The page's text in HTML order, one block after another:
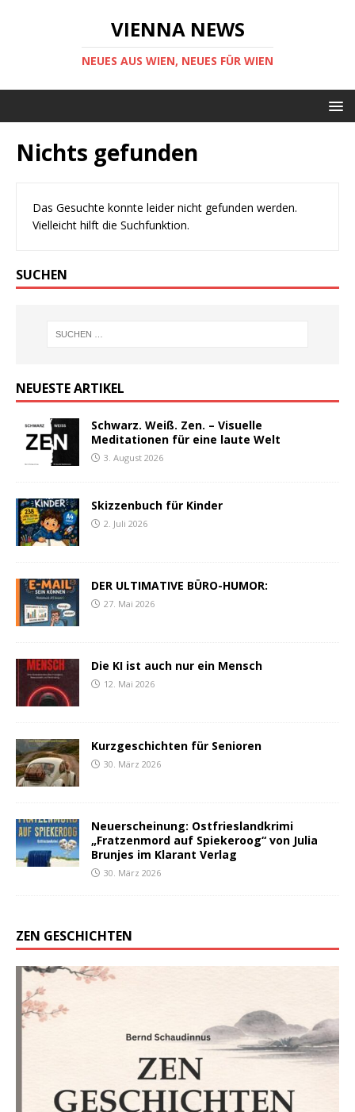
VIENNA NEWS
NEUES AUS WIEN, NEUES FÜR WIEN
Nichts gefunden
Das Gesuchte konnte leider nicht gefunden werden.
Vielleicht hilft die Suchfunktion.
SUCHEN
NEUESTE ARTIKEL
Schwarz. Weiß. Zen. – Visuelle
Meditationen für eine laute Welt
3. August 2026
Skizzenbuch für Kinder
2. Juli 2026
DER ULTIMATIVE BÜRO-HUMOR:
27. Mai 2026
Die KI ist auch nur ein Mensch
12. Mai 2026
Kurzgeschichten für Senioren
30. März 2026
Neuerscheinung: Ostfrieslandkrimi
„Fratzenmord auf Spiekeroog“ von Julia
Brunjes im Klarant Verlag
30. März 2026
ZEN GESCHICHTEN